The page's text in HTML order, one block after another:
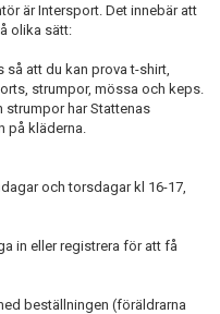
är Intersport. Det innebär att
olika sätt:
att du kan prova t-shirt,
strumpor, mössa och keps.
strumpor har Stattenas
på kläderna.
och torsdagar kl 16-17,
in eller registrera för att få
beställningen (föräldrarna